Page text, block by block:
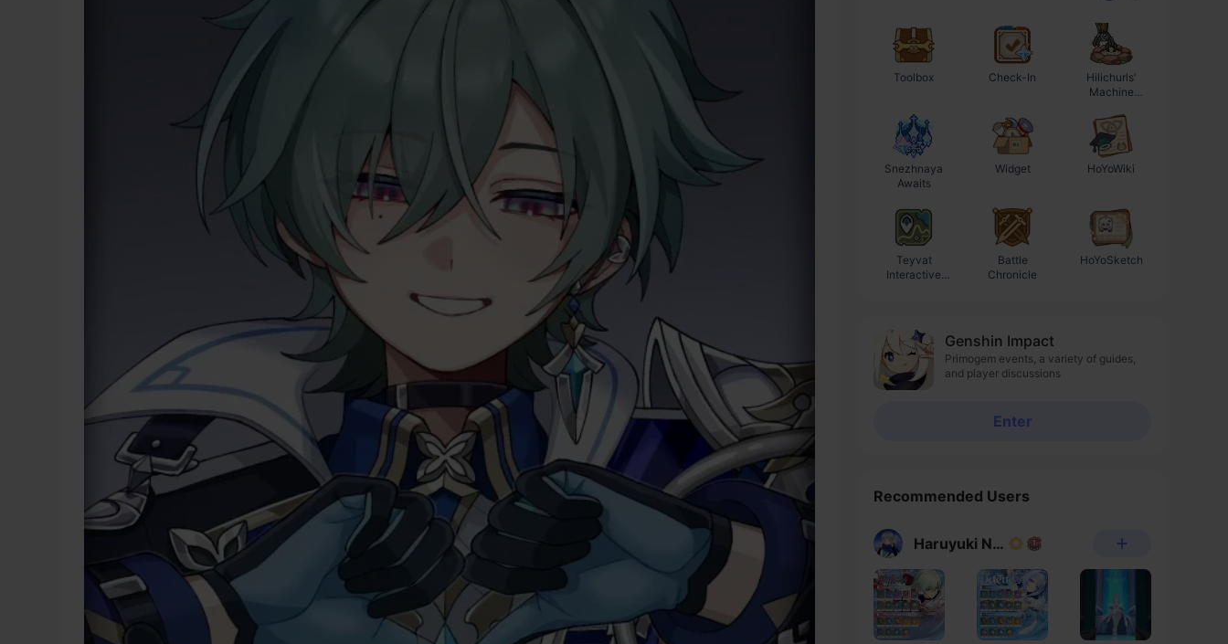
Toolbox Check-In
Hilichurls'
Machine
Snezhnaya
Awaits
Widget HoYoWiki
Teyvat
Interactive
Battle
Chronicle
HoYoSketch
Genshin Impact
Primogem events, a variety of guides,
and player discussions
Enter
Recommended Users
Haruyuki Noheka